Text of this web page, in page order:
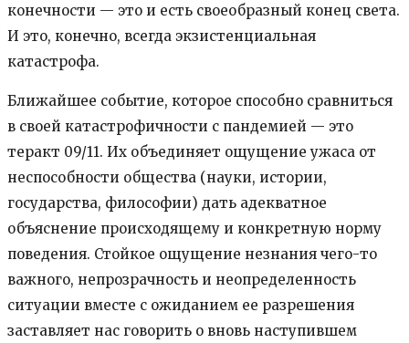
конечности — это и есть своеобразный конец света.
И это, конечно, всегда экзистенциальная
катастрофа.
Ближайшее событие, которое способно сравниться
в своей катастрофичности с пандемией — это
теракт 09/11. Их объединяет ощущение ужаса от
неспособности общества (науки, истории,
государства, философии) дать адекватное
объяснение происходящему и конкретную норму
поведения. Стойкое ощущение незнания чего-то
важного, непрозрачность и неопределенность
ситуации вместе с ожиданием ее разрешения
заставляет нас говорить о вновь наступившем